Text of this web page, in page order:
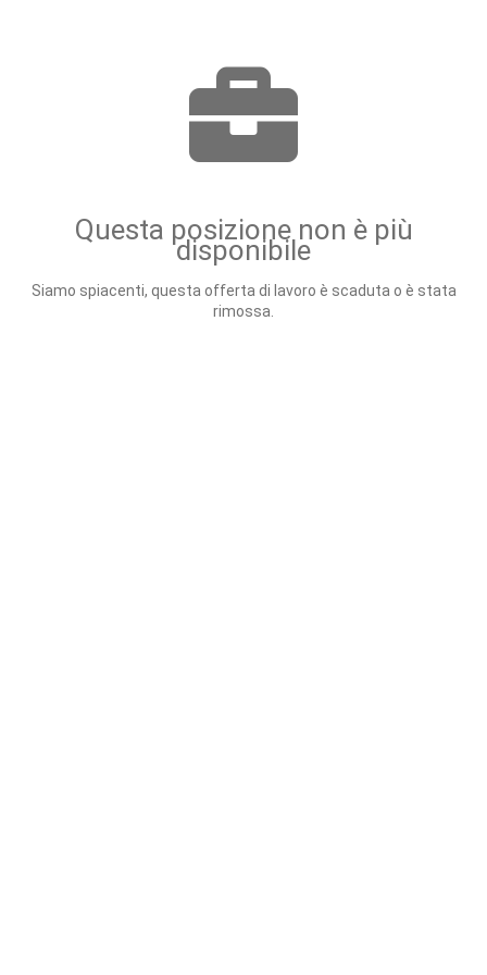
Questa posizione non è più
disponibile
Siamo spiacenti, questa offerta di lavoro è scaduta o è stata
rimossa.